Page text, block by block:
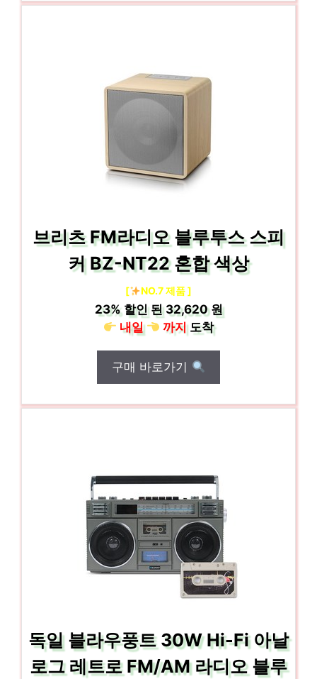
브리츠 FM라디오 블루투스 스피
커 BZ-NT22 혼합 색상
[ NO.7 제품 ]
23%할인 된32,620 원
내일
까지도착
구매 바로가기
독일 블라우풍트 30W Hi-Fi 아날
로그 레트로 FM/AM 라디오 블루